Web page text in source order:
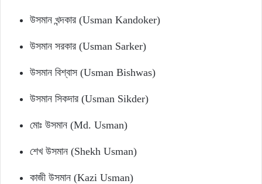
উসমান খন্দকার (Usman Kandoker)
উসমান সরকার (Usman Sarker)
উসমান বিশ্বাস (Usman Bishwas)
উসমান সিকদার (Usman Sikder)
মোঃ উসমান (Md. Usman)
শেখ উসমান (Shekh Usman)
কাজী উসমান (Kazi Usman)